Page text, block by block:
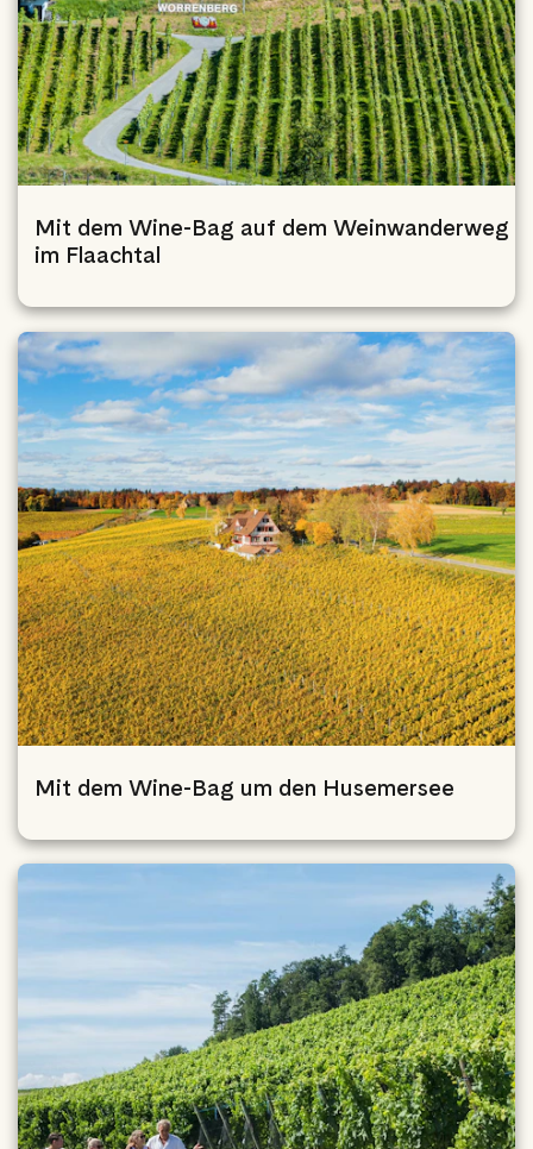
Mit dem Wine-Bag auf dem Weinwanderweg
im Flaachtal
Mit dem Wine-Bag um den Husemersee